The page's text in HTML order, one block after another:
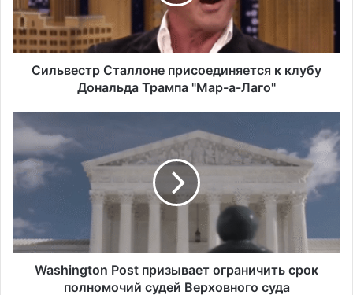
с
т
р
о
н
е
р
с
Сильвестр Сталлоне присоединяется к клубу
Дональда Трампа "Мар-а-Лаго"
s
i
g
o
Washington Post призывает ограничить срок
полномочий судей Верховного суда